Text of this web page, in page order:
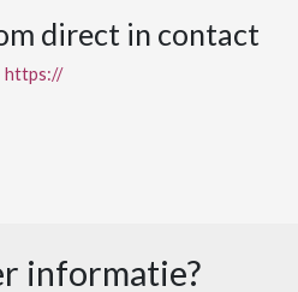
direct in contact
https://
informatie?